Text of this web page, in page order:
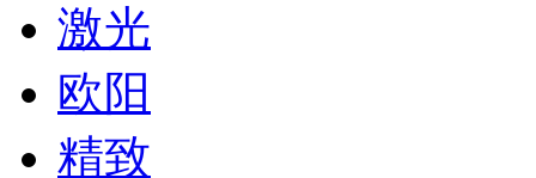
激光
欧阳
精致